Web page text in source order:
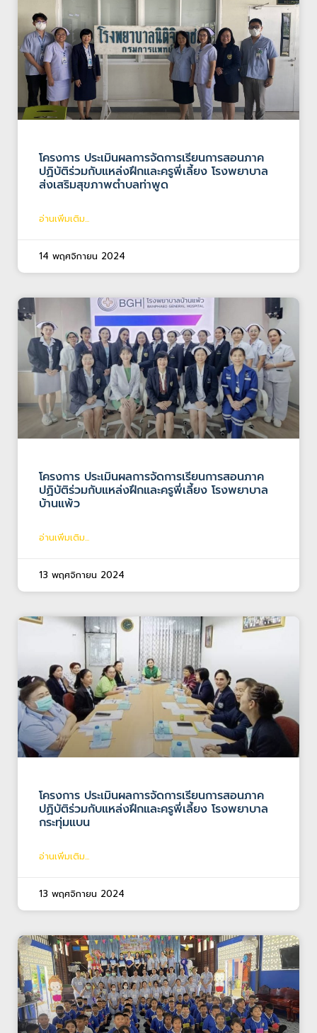
โครงการ ประเมินผลการจัดการเรียนการสอนภาค
ปฏิบัติร่วมกับแหล่งฝึกและครูพี่เลี้ยง โรงพยาบาล
ส่งเสริมสุขภาพตำบลท่าพูด
อ่านเพิ่มเติม...
14 พฤศจิกายน 2024
โครงการ ประเมินผลการจัดการเรียนการสอนภาค
ปฏิบัติร่วมกับแหล่งฝึกและครูพี่เลี้ยง โรงพยาบาล
บ้านแพ้ว
อ่านเพิ่มเติม...
13 พฤศจิกายน 2024
โครงการ ประเมินผลการจัดการเรียนการสอนภาค
ปฏิบัติร่วมกับแหล่งฝึกและครูพี่เลี้ยง โรงพยาบาล
กระทุ่มแบน
อ่านเพิ่มเติม...
13 พฤศจิกายน 2024